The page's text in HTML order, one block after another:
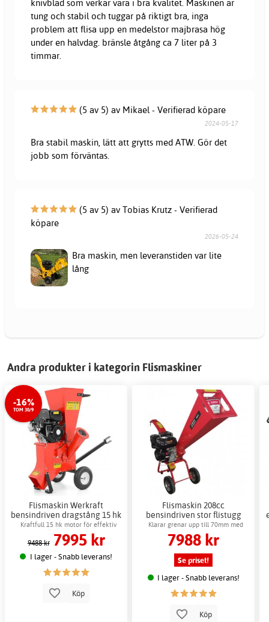
knivblad som verkar vara i bra kvalitet. Maskinen är
tung och stabil och tuggar på riktigt bra, inga
problem att flisa upp en medelstor majbrasa hög
under en halvdag. bränsle åtgång ca 7 liter på 3
timmar.
(5 av 5) av Mikael - Verifierad köpare
2024-05-17
Bra stabil maskin, lätt att grytts med ATW. Gör det
jobb som förväntas.
(5 av 5) av Tobias Krutz - Verifierad
köpare
2026-05-24
Bra maskin, men leveranstiden var lite
lång
Andra produkter i kategorin Flismaskiner
-16%
TOM 30/9
Flismaskin Werkraft
bensindriven dragstång 15 hk
stor röd
Kraftfull 15 hk motor för effektiv
flisning
9488 kr 7995 kr
I lager - Snabb leverans!
Köp
Flismaskin 208cc
bensindriven stor flistugg
flishugg trädgård
Klarar grenar upp till 70mm med
knivkvarn
7988 kr
Se priset!
I lager - Snabb leverans!
Köp